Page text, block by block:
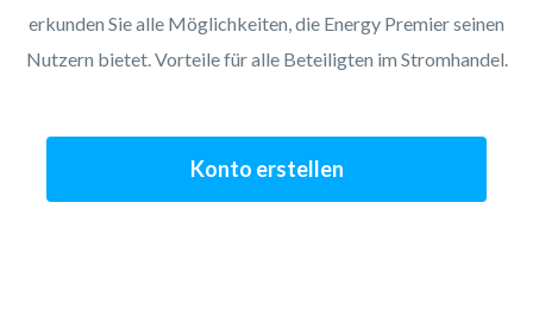
erkunden Sie alle Möglichkeiten, die Energy Premier seinen
Nutzern bietet. Vorteile für alle Beteiligten im Stromhandel.
Konto erstellen